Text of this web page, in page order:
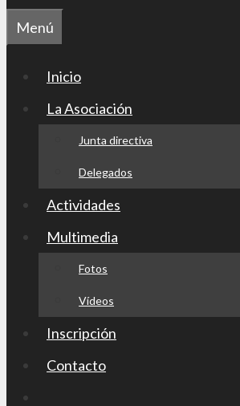
Menú
Inicio
La Asociación
Junta directiva
Delegados
Actividades
Multimedia
Fotos
Vídeos
Inscripción
Contacto